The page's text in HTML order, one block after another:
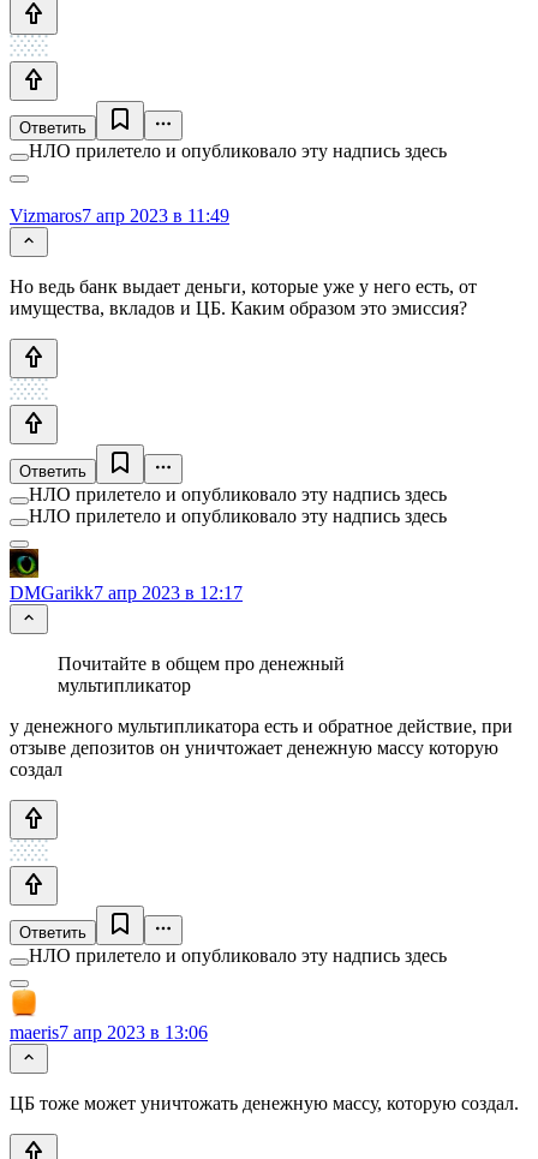
Ответить
НЛО прилетело и опубликовало эту надпись здесь
Vizmaros7 апр 2023 в 11:49
Но ведь банк выдает деньги, которые уже у него есть, от
имущества, вкладов и ЦБ. Каким образом это эмиссия?
Ответить
НЛО прилетело и опубликовало эту надпись здесь
НЛО прилетело и опубликовало эту надпись здесь
DMGarikk7 апр 2023 в 12:17
Почитайте в общем про денежный
мультипликатор
у денежного мультипликатора есть и обратное действие, при
отзыве депозитов он уничтожает денежную массу которую
создал
Ответить
НЛО прилетело и опубликовало эту надпись здесь
maeris7 апр 2023 в 13:06
ЦБ тоже может уничтожать денежную массу, которую создал.